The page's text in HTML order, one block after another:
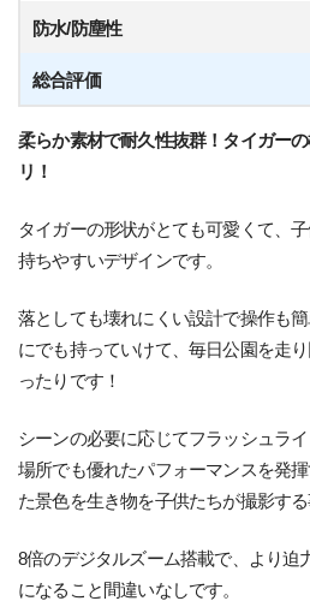
防水/防塵性
総合評価
柔らか素材で耐久性抜群！タイガー
リ！
タイガーの形状がとても可愛くて、
持ちやすいデザインです。
落としても壊れにくい設計で操作も
にでも持っていけて、毎日公園を走
ったりです！
シーンの必要に応じてフラッシュラ
場所でも優れたパフォーマンスを発
た景色を生き物を子供たちが撮影する
8倍のデジタルズーム搭載で、より迫
になること間違いなしです。